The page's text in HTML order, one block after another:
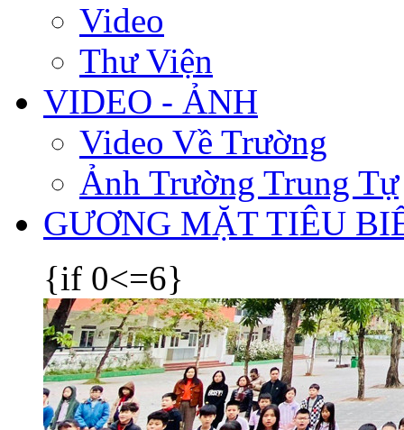
Video
Thư Viện
VIDEO - ẢNH
Video Về Trường
Ảnh Trường Trung Tự
GƯƠNG MẶT TIÊU
{if 0<=6}